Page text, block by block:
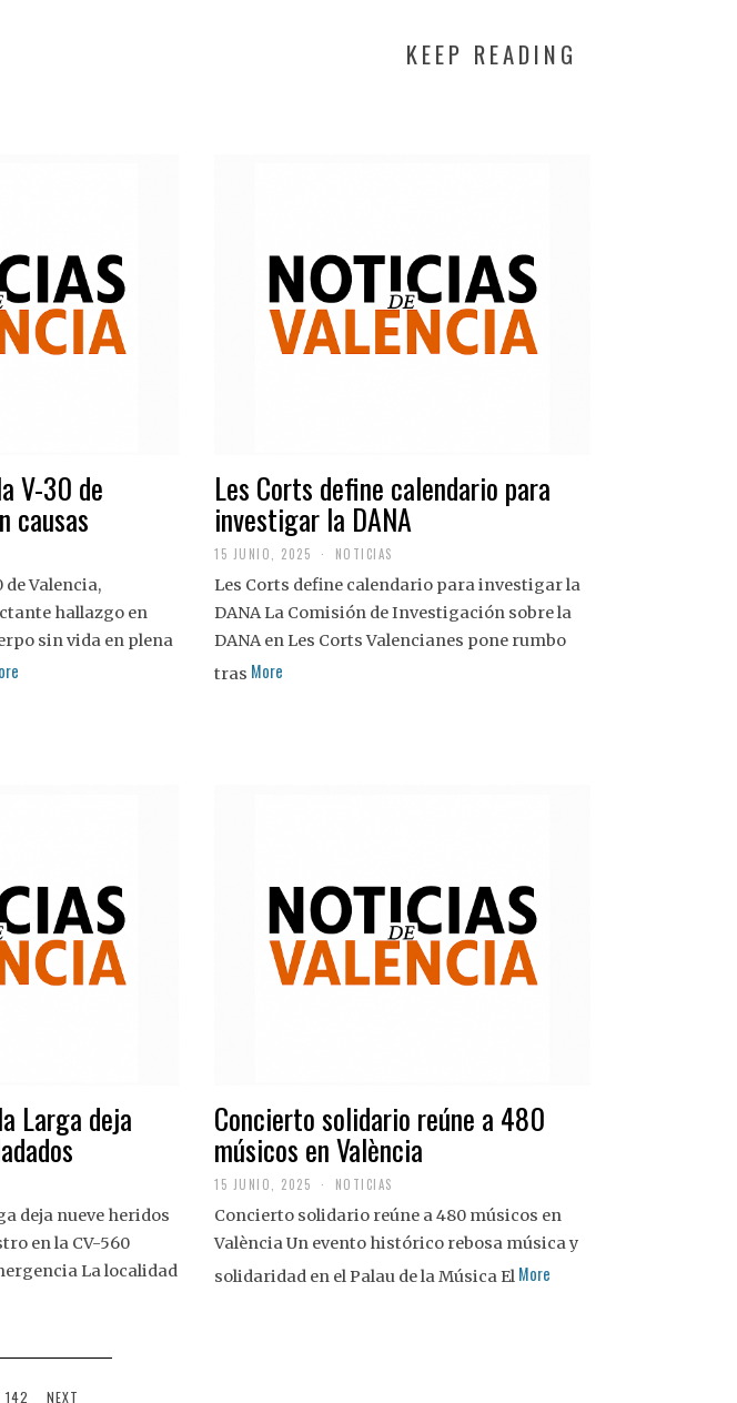
KEEP READING
V-30 de
causas
de Valencia,
hallazgo en
sin vida en plena
Les Corts define calendario para
investigar la DANA
15 JUNIO, 2025 NOTICIAS
Les Corts define calendario para investigar la
DANA La Comisión de Investigación sobre la
DANA en Les Corts Valencianes pone rumbo
tras More
Larga deja
deja nueve heridos
en la CV-560
La localidad
Concierto solidario reúne a 480
músicos en València
15 JUNIO, 2025 NOTICIAS
Concierto solidario reúne a 480 músicos en
València Un evento histórico rebosa música y
solidaridad en el Palau de la Música El More
142 NEXT